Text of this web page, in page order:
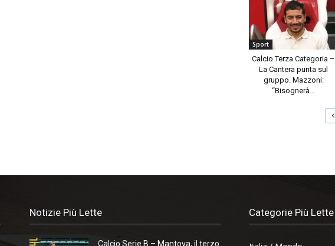
Sport
Calcio Terza Categoria –
La Cantera punta sul
gruppo. Mazzoni:
“Bisognerà...
Notizie Più Lette
Calcio Serie B – Mantova, il terzo
Categorie Più Lette